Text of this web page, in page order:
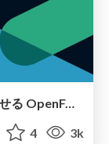
Feature Flag 開発を標準化し、加速させる OpenFeature を導入する
4 3k